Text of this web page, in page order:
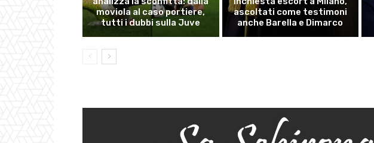
moviola al caso portiere,
tutti i dubbi sulla Juve
ascoltati come testimoni
anche Barella e Dimarco